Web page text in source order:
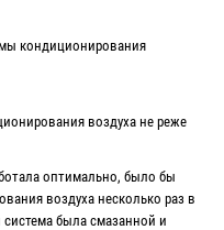
кондиционирования
воздуха не реже
оптимально, было бы
воздуха несколько раз в
была смазанной и